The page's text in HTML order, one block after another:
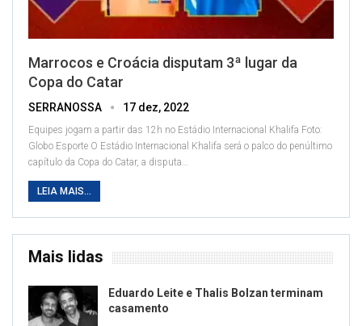
Marrocos e Croácia disputam 3ª lugar da
Copa do Catar
SERRANOSSA 17 dez, 2022
Equipes jogam a partir das 12h no Estádio Internacional Khalifa Foto:
Globo Esporte O Estádio Internacional Khalifa será o palco do penúltimo
capítulo da Copa do Catar, a disputa…
LEIA MAIS...
Mais lidas
Eduardo Leite e Thalis Bolzan terminam
casamento